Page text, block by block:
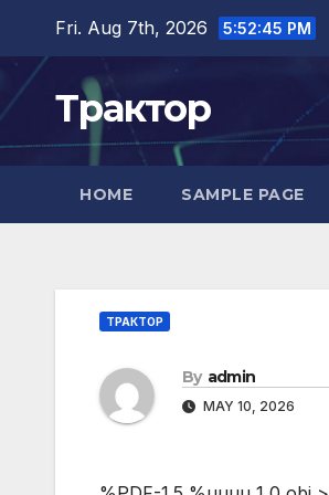
content
Fri. Aug 7th, 2026 5:52:46 PM
Трактор
HOME SAMPLE PAGE
ТРАКТОР
By admin
MAY 10, 2026